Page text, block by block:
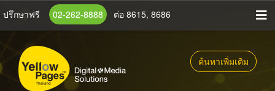
ข้าม
เนื้อหา
หลัก
ปรึกษาฟรี 02-262-8888 ต่อ 8615, 8686
ค้นหาเพิ่มเติม